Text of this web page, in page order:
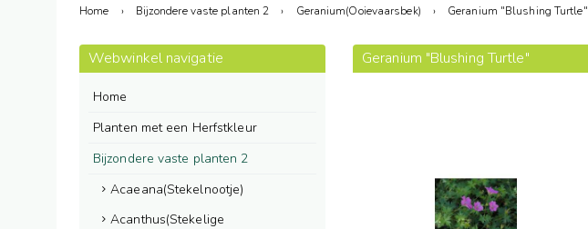
Home › Bijzondere vaste planten 2 › Geranium(Ooievaarsbek) › Geranium "Blushing Turtle"
Webwinkel navigatie
Home
Planten met een Herfstkleur
Bijzondere vaste planten 2
Acaeana(Stekelnootje)
Acanthus(Stekelige
Geranium "Blushing Turtle"